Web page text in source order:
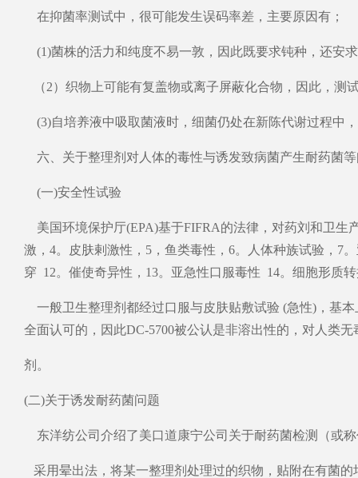
在抑菌率测试中，很可能发生误码率差，主要原因有；
(1)菌株的活力和纯度不易一敦，因此既要求钝种，还安
（2）织物上可能有复盖物或离子屏蔽化合物，因此，测
(3)自培养液中吸取菌液时，细菌仍处在新陈代谢过程中
六、关于整理剂对人体的毒性与诱发致病菌产生耐药菌
(一)安全性试验
美国环境保护厅(EPA)基于FIFRA的法律，对药刘和卫生
激，4。皮肤剌激性，5，鱼类毒性，6。人体种族试验，7
穿 12。催使奇异性，13。亚急性口服毒性 14。细胞形质
一般卫生整理剂都经过口服与皮肤贴敷试验 (急性)，基
全面认可的，因此DC-5700被公认是非溶出性的，对人类
剂。
(二)关于诱发耐药菌问题
东洋纺公司介绍了美口道康宁公司关于耐药菌检测（或
采用晕出法，将某一整理剂处理过的织物，贴附在有菌